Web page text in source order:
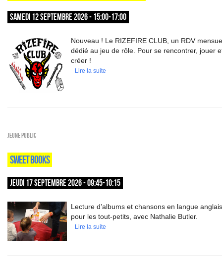
SAMEDI 12 SEPTEMBRE 2026 - 15:00-17:00
Nouveau ! Le RIZEFIRE CLUB, un RDV
dédié au jeu de rôle. Pour se rencontrer, jouer
créer !
Lire la suite
Jeune public
SWEET BOOKS
JEUDI 17 SEPTEMBRE 2026 - 09:45-10:15
Lecture d’albums et chansons en langue
pour les tout-petits, avec Nathalie Butler.
Lire la suite